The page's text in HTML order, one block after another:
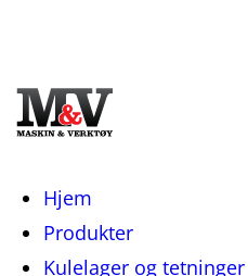
Du
Hjem
Produkter
Kulelager og tetninger